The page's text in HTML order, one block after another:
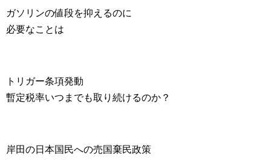
ガソリンの値段を抑えるのに
必要なことは
トリガー条項発動
暫定税率いつまでも取り続けるのか？
岸田の日本国民への売国棄民政策